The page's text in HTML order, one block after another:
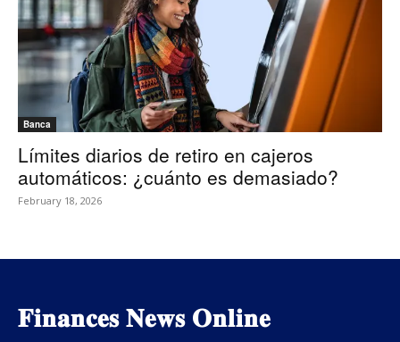
Banca
Límites diarios de retiro en cajeros
automáticos: ¿cuánto es demasiado?
February 18, 2026
𝐅𝐢𝐧𝐚𝐧𝐜𝐞𝐬 𝐍𝐞𝐰𝐬 𝐎𝐧𝐥𝐢𝐧𝐞